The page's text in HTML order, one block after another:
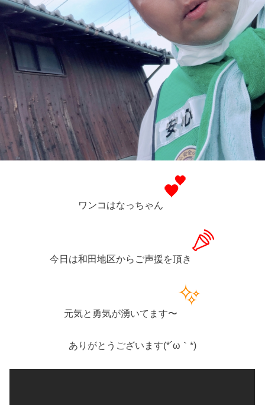
ワンコはなっちゃん
今日は和田地区からご声援を頂き
元気と勇気が湧いてます〜
ありがとうございます(*´ω｀*)